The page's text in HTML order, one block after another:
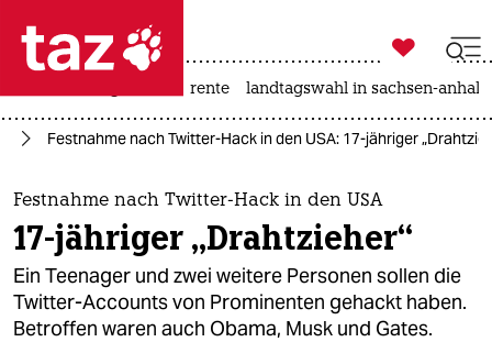
 taz zahl ich
taz zahl ich
themen
politik
öko

taz zahl ich
rente landtagswahl in sachsen-anhalt
Festnahme nach Twitter-Hack in den USA: 17-jähriger
Festnahme nach Twitter-Hack in den USA
17-jähriger „Drahtzieher“
Ein Teenager und zwei weitere Personen sollen die
Twitter-Accounts von Prominenten gehackt haben.
Betroffen waren auch Obama, Musk und Gates.